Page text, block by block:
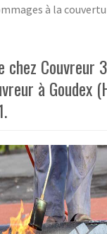
à la
chez Couvreur
à Goudex